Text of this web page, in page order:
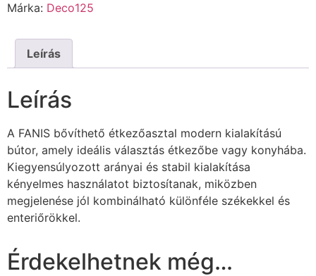
Márka: Deco125
Leírás
Leírás
A FANIS bővíthető étkezőasztal modern kialakítású
bútor, amely ideális választás étkezőbe vagy konyhába.
Kiegyensúlyozott arányai és stabil kialakítása
kényelmes használatot biztosítanak, miközben
megjelenése jól kombinálható különféle székekkel és
enteriőrökkel.
Érdekelhetnek még…